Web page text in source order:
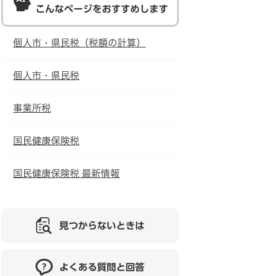
こんなページをおすすめします
個人市・県民税（税額の計算）
個人市・県民税
事業所税
国民健康保険税
国民健康保険税 最新情報
見つからないときは
よくある質問と回答